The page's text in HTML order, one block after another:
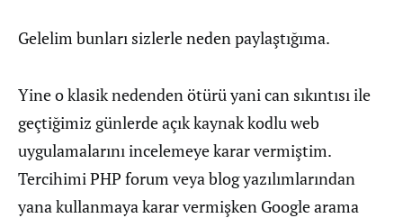
Gelelim bunları sizlerle neden paylaştığıma.
Yine o klasik nedenden ötürü yani can sıkıntısı ile
geçtiğimiz günlerde açık kaynak kodlu web
uygulamalarını incelemeye karar vermiştim.
Tercihimi PHP forum veya blog yazılımlarından
yana kullanmaya karar vermişken Google arama